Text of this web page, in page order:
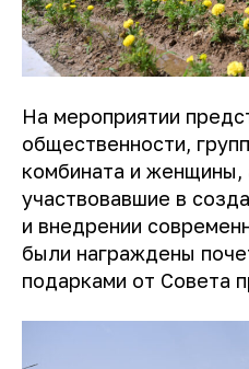
На мероприятии
общественности,
комбината и женщины,
участвовавшие в
и внедрении
были награждены
подарками от Совета